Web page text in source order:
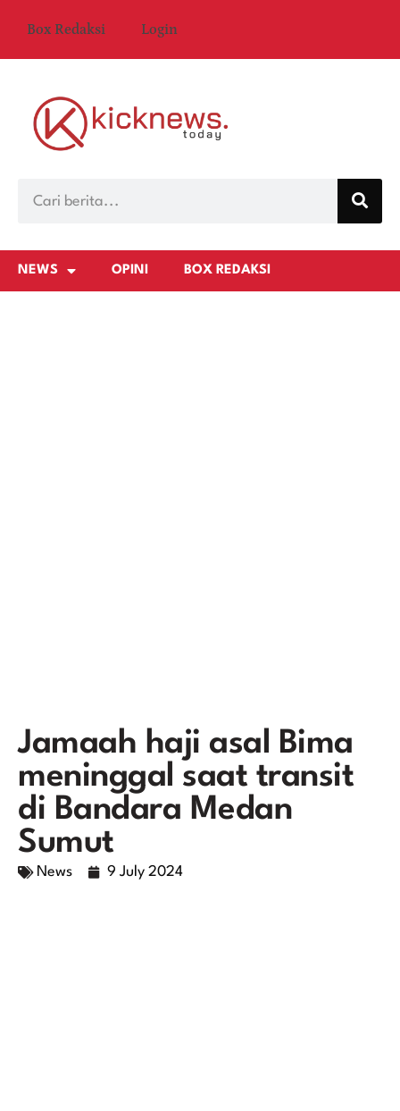
Box Redaksi Login
NEWS OPINI BOX REDAKSI
Jamaah haji asal Bima
meninggal saat transit
di Bandara Medan
Sumut
News 9 July 2024